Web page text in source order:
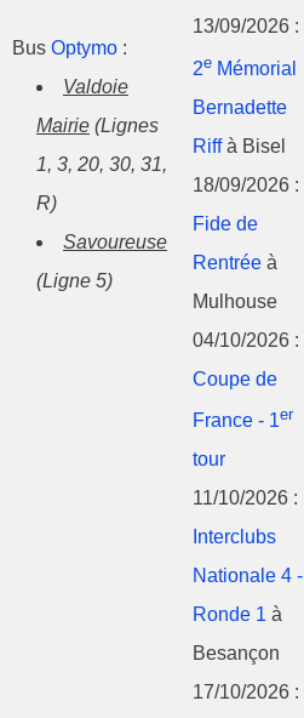
Bus Optymo :
Valdoie
Mairie (Lignes
1, 3, 20, 30, 31,
R)
Savoureuse
(Ligne 5)
13/09/2026 :
2e Mémorial
Bernadette
Riffà Bisel
18/09/2026 :
Fide de
Rentrée à
Mulhouse
04/10/2026 :
Coupe de
France - 1er
tour
11/10/2026 :
Interclubs
Nationale 4 -
Ronde 1 à
Besançon
17/10/2026 :